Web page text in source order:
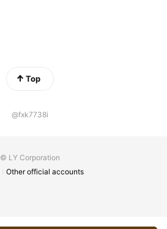
Top
@fxk7738i
© LY Corporation
Other official accounts